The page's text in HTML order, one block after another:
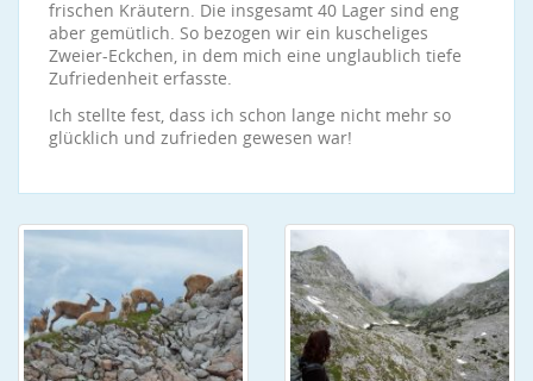
frischen Kräutern. Die insgesamt 40 Lager sind eng
aber gemütlich. So bezogen wir ein kuscheliges
Zweier-Eckchen, in dem mich eine unglaublich tiefe
Zufriedenheit erfasste.
Ich stellte fest, dass ich schon lange nicht mehr so
glücklich und zufrieden gewesen war!